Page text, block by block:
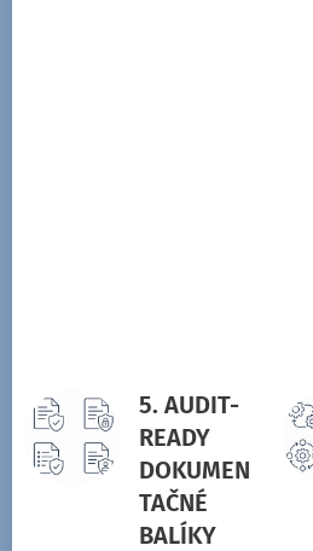
5. AUDIT-
READY
DOKUMEN
TAČNÉ
BALÍKY